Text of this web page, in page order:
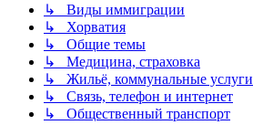
↳ Виды иммиграции
↳ Хорватия
↳ Общие темы
↳ Медицина, страховка
↳ Жильё, коммунальные услуги
↳ Связь, телефон и интернет
↳ Общественный транспорт